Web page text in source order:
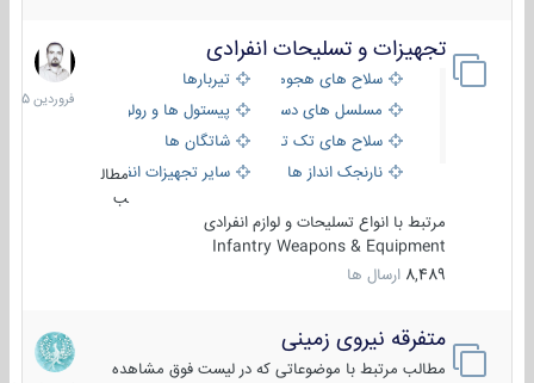
تجهیزات و تسلیحات انفرادی
سلاح های هجومی
تیربارها
مسلسل های دستی
پیستول ها و رولورها
سلاح های تک تیر اندازیشاتگان ها
نارنجک انداز ها
سایر تجهیزات انفرادی
مطال
ب
مرتبط با انواع تسلیحات و لوازم انفرادی
Infantry Weapons & Equipment
8,489 ارسال ها
17
فروردین
1405
متفرقه نیروی زمینی
مطالب مرتبط با موضوعاتی که در لیست فوق مشاهده
27